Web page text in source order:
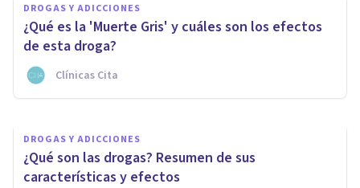
DROGAS Y ADICCIONES
¿Qué es la 'Muerte Gris' y cuáles son los efectos
de esta droga?
Clínicas Cita
Crack (droga): sus efectos y
consecuencias de consumirla
Arturo Torres
DROGAS Y ADICCIONES
¿Qué son las drogas? Resumen de sus
características y efectos